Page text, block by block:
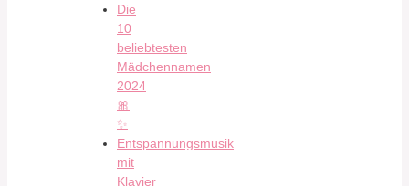
Die
10
beliebtesten
Mädchennamen
2024
🎀
✨
Entspannungsmusik
mit
Klavier